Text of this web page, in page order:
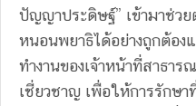
ปัญญาประดิษฐ์” เข้ามาช่ว
หนอนพยาธิได้อย่างถูกต้อ
ทำงานของเจ้าหน้าที่สาธ
เชี่ยวชาญ เพื่อให้การรักษ